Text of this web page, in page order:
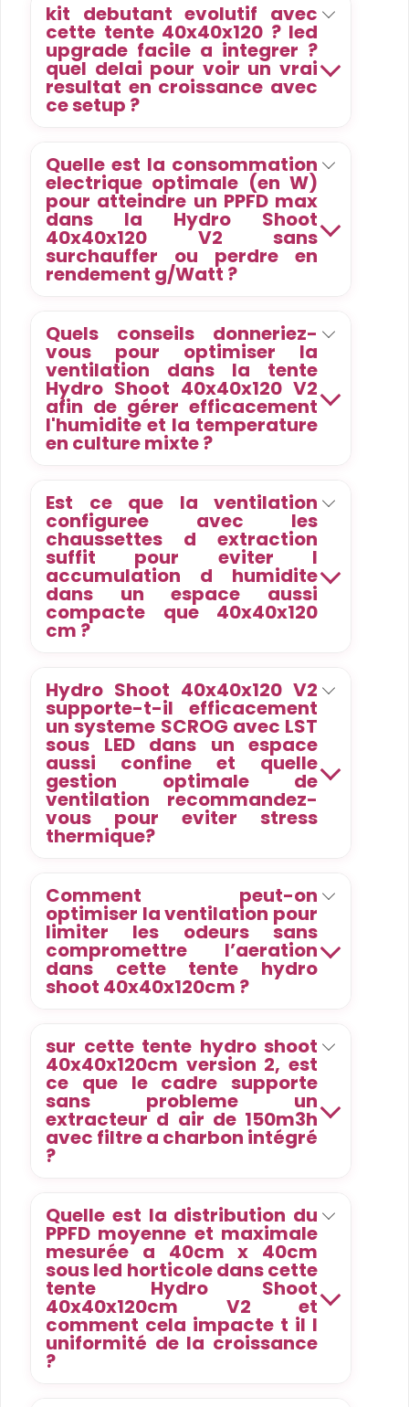
kit debutant evolutif avec
cette tente 40x40x120 ? led
upgrade facile a integrer ?
quel delai pour voir un vrai
resultat en croissance avec
ce setup ?
Quelle est la consommation
electrique optimale (en W)
pour atteindre un PPFD max
dans la Hydro Shoot
40x40x120 V2 sans
surchauffer ou perdre en
rendement g/Watt ?
Quels conseils donneriez-
vous pour optimiser la
ventilation dans la tente
Hydro Shoot 40x40x120 V2
afin de gérer efficacement
l'humidite et la temperature
en culture mixte ?
Est ce que la ventilation
configuree avec les
chaussettes d extraction
suffit pour eviter l
accumulation d humidite
dans un espace aussi
compacte que 40x40x120
cm ?
Hydro Shoot 40x40x120 V2
supporte-t-il efficacement
un systeme SCROG avec LST
sous LED dans un espace
aussi confine et quelle
gestion optimale de
ventilation recommandez-
vous pour eviter stress
thermique?
Comment peut-on
optimiser la ventilation pour
limiter les odeurs sans
compromettre l’aeration
dans cette tente hydro
shoot 40x40x120cm ?
sur cette tente hydro shoot
40x40x120cm version 2, est
ce que le cadre supporte
sans probleme un
extracteur d air de 150m3h
avec filtre a charbon intégré
?
Quelle est la distribution du
PPFD moyenne et maximale
mesurée a 40cm x 40cm
sous led horticole dans cette
tente Hydro Shoot
40x40x120cm V2 et
comment cela impacte t il l
uniformité de la croissance
?